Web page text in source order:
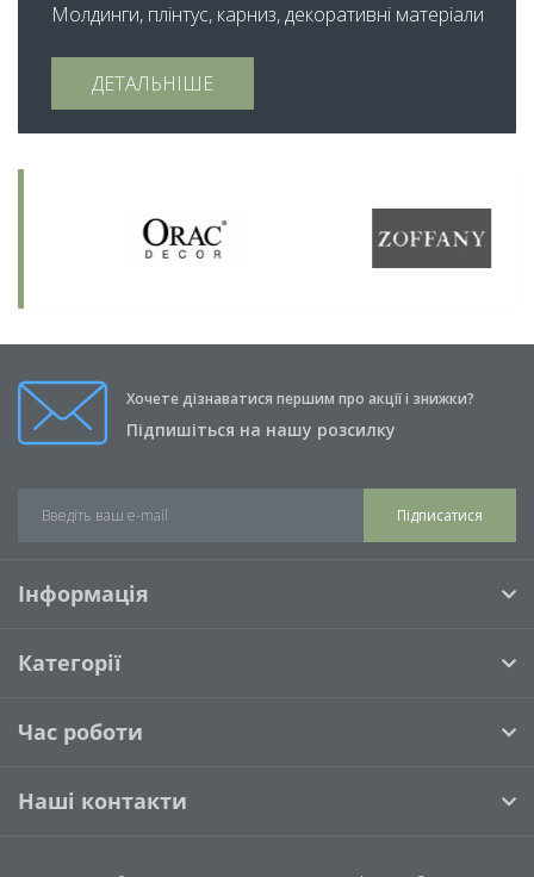
Молдинги, плінтус, карниз, декоративні матеріали
ДЕТАЛЬНІШЕ
Хочете дізнаватися першим про акції і знижки?
Підпишіться на нашу розсилку
Підписатися
Інформація
Категорії
Час роботи
Наші контакти